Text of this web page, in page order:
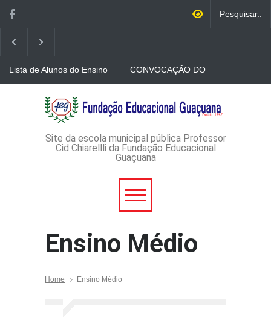
Lista de Alunos do Ensino
CONVOCAÇÃO DO
VESTIBULINHO 2026-
CONVOCAÇÃO DE
Edital de Inscrições do
Ensino Médio
Site da escola municipal pública Professor
Cid Chiarellli da Fundação Educacional
Guaçuana
Ensino Médio
Home Ensino Médio